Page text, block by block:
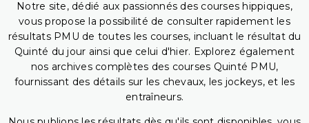
Notre site, dédié aux passionnés des courses hippiques,
vous propose la possibilité de consulter rapidement les
résultats PMU de toutes les courses, incluant le résultat du
Quinté du jour ainsi que celui d'hier. Explorez également
nos archives complètes des courses Quinté PMU,
fournissant des détails sur les chevaux, les jockeys, et les
entraîneurs.